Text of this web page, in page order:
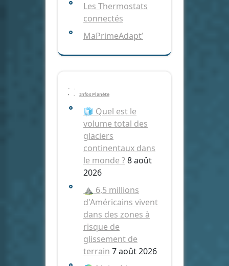
Les Thermostats
connectés
MaPrimeAdapt’
Infos Planète
🧊 Quel est le
volume total des
glaciers
continentaux dans
le monde ?8 août
2026
⛰️ 6,5 millions
d'Américains vivent
dans des zones à
risque de
glissement de
terrain 7 août 2026